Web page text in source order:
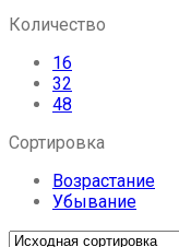
Количество
16
32
48
Сортировка
Возрастание
Убывание